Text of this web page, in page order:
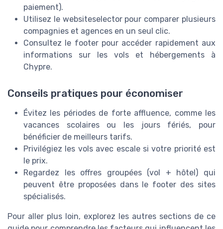
paiement).
Utilisez le websiteselectorpour comparer plusieurs
compagnies et agences en un seul clic.
Consultez le footerpour accéder rapidement aux
informations sur les vols et hébergements à
Chypre.
Conseils pratiques pour économiser
Évitez les périodes de forte affluence, comme les
vacances scolaires ou les jours fériés, pour
bénéficier de meilleurs tarifs.
Privilégiez les vols avec escale si votre priorité est
le prix.
Regardez les offres groupées (vol + hôtel) qui
peuvent être proposées dans le footer des sites
spécialisés.
Pour aller plus loin, explorez les autres sections de ce